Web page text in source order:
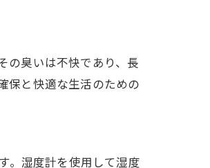
の臭いは不快であり、長
保と快適な生活のための
。湿度計を使用して湿度